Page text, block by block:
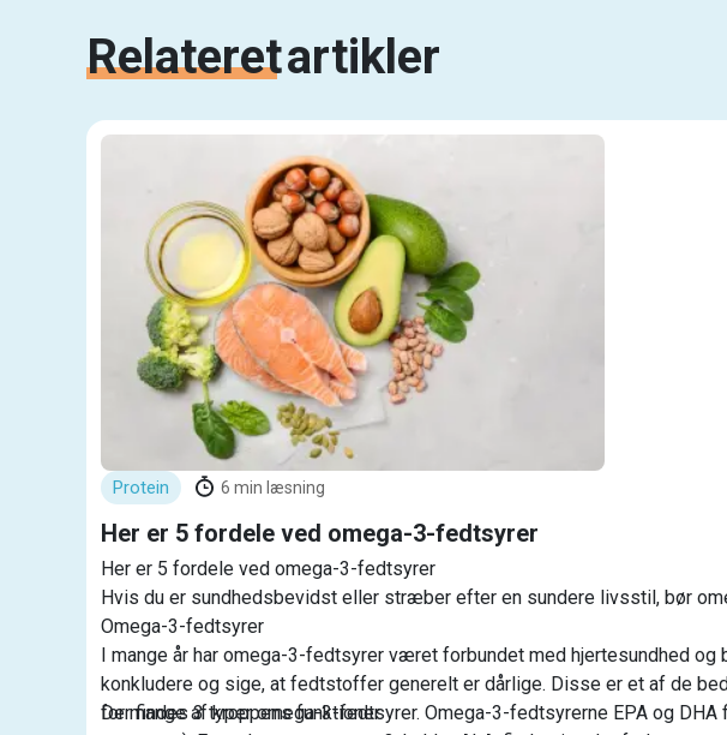
Relateretartikler
Protein 6 min læsning
Her er 5 fordele ved omega-3-fedtsyrer
Her er 5 fordele ved omega-3-fedtsyrer
Hvis du er sundhedsbevidst eller stræber efter en sundere livsstil, bør
Omega-3-fedtsyrer
I mange år har omega-3-fedtsyrer været forbundet med hjertesundhed
konkludere og sige, at fedtstoffer generelt er dårlige. Disse er et af de
for mange af kroppens funktioner.
Der findes 3 typer omega-3-fedtsyrer. Omega-3-fedtsyrerne EPA og